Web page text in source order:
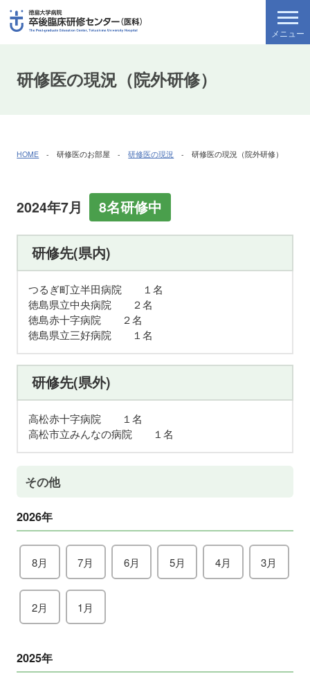
研修医の現況（院外研修）
HOME - 研修医のお部屋 -研修医の現況 - 研修医の現況（院外研修）
2024年7月 8名研修中
研修先(県内)
つるぎ町立半田病院 １名
徳島県立中央病院 ２名
徳島赤十字病院 ２名
徳島県立三好病院 １名
研修先(県外)
高松赤十字病院 １名
高松市立みんなの病院 １名
その他
2026年
8月 7月 6月 5月 4月 3月
2月 1月
2025年